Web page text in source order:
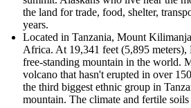
the land for trade, food, shelter,
years.
Located in Tanzania, Mount
Africa. At 19,341 feet (5,895
free-standing mountain in the world.
volcano that hasn't erupted in over
the third biggest ethnic group in
mountain. The climate and fertile